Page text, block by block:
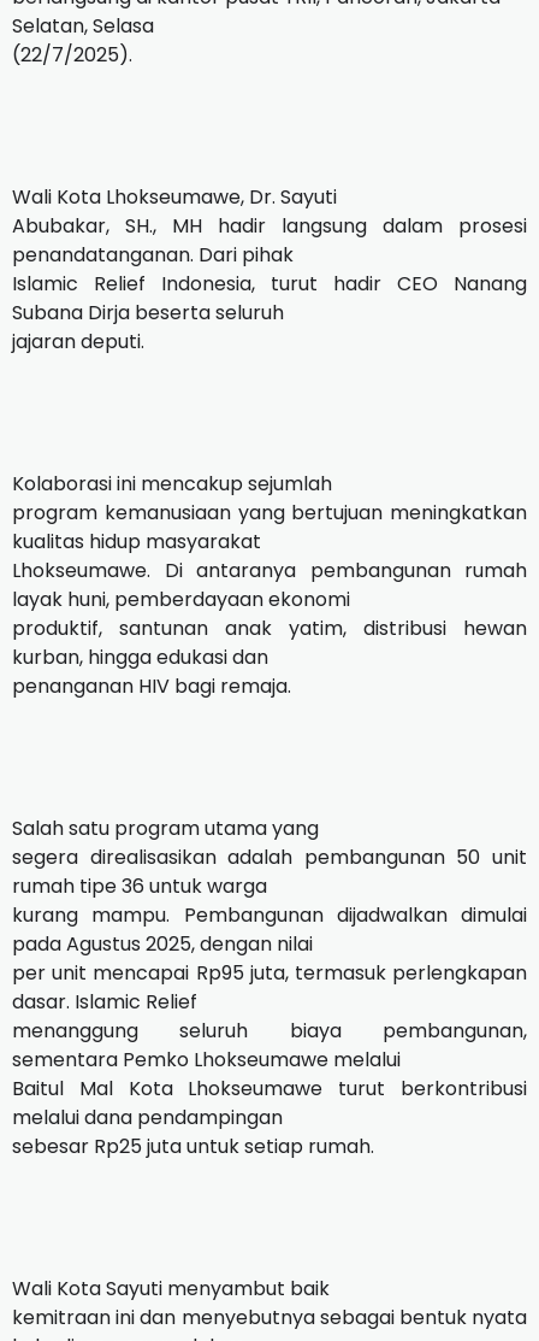
Selatan, Selasa
(22/7/2025).
Wali Kota Lhokseumawe, Dr. Sayuti
Abubakar, SH., MH hadir langsung dalam prosesi
penandatanganan. Dari pihak
Islamic Relief Indonesia, turut hadir CEO Nanang
Subana Dirja beserta seluruh
jajaran deputi.
Kolaborasi ini mencakup sejumlah
program kemanusiaan yang bertujuan meningkatkan
kualitas hidup masyarakat
Lhokseumawe. Di antaranya pembangunan rumah
layak huni, pemberdayaan ekonomi
produktif, santunan anak yatim, distribusi hewan
kurban, hingga edukasi dan
penanganan HIV bagi remaja.
Salah satu program utama yang
segera direalisasikan adalah pembangunan 50 unit
rumah tipe 36 untuk warga
kurang mampu. Pembangunan dijadwalkan dimulai
pada Agustus 2025, dengan nilai
per unit mencapai Rp95 juta, termasuk perlengkapan
dasar. Islamic Relief
menanggung seluruh biaya pembangunan,
sementara Pemko Lhokseumawe melalui
Baitul Mal Kota Lhokseumawe turut berkontribusi
melalui dana pendampingan
sebesar Rp25 juta untuk setiap rumah.
Wali Kota Sayuti menyambut baik
kemitraan ini dan menyebutnya sebagai bentuk nyata